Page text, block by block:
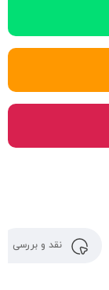
نقد و بررسی